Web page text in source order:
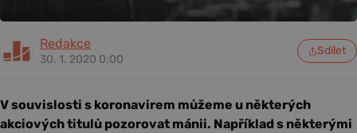
Redakce
30. 1. 2020 0:00
Sdílet
V souvislosti s koronavirem můžeme u některých
akciových titulů pozorovat mánii. Například s některými